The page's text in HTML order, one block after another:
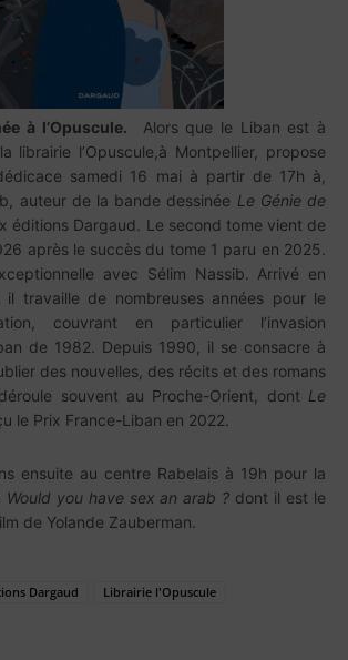
à l’Opuscule. Alors que le Liban est à
librairie l’Opuscule,à Montpellier, propose
samedi 16 mai à partir de 17h à,
auteur de la bande dessinée Le Génie de
éditions Dargaud. Le second tome vient de
après le succès du tome 1 paru en 2025.
avec Sélim Nassib. Arrivé en
il travaille de nombreuses années pour le
couvrant en particulier l’invasion
de 1982. Depuis 1990, il se consacre à
des nouvelles, des récits et des romans
souvent au Proche-Orient, dont Le
le Prix France-Liban en 2022.
ensuite au centre Rabelais à 19h pour la
Would you have sex an arab ? dont il est le
de Yolande Zauberman.
Dargaud
Librairie l'Opuscule